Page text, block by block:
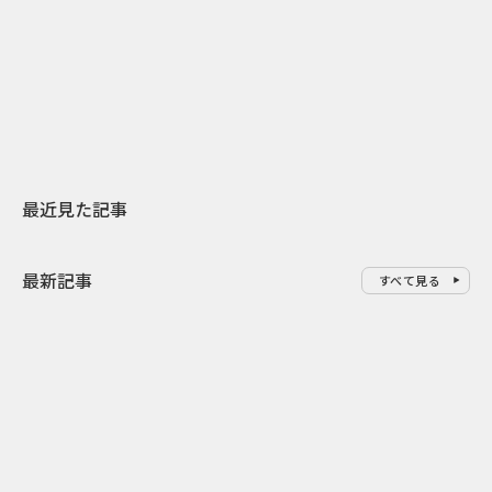
最近見た記事
最新記事 すべて見る